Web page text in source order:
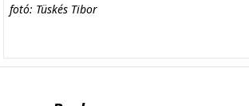
fotó: Tüskés Tibor